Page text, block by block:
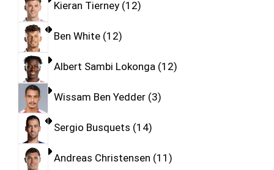
Kieran Tierney 12
Ben White 12
Albert Sambi Lokonga 12
Wissam Ben Yedder 3
Sergio Busquets 14
Andreas Christensen 11